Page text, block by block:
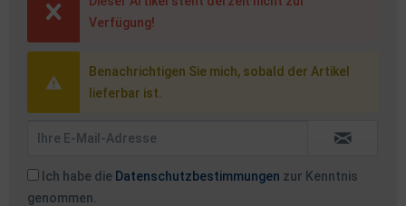
Verfügung!
Benachrichtigen Sie mich, sobald der Artikel
lieferbar ist.
Ich habe die Datenschutzbestimmungen zur Kenntnis
genommen.